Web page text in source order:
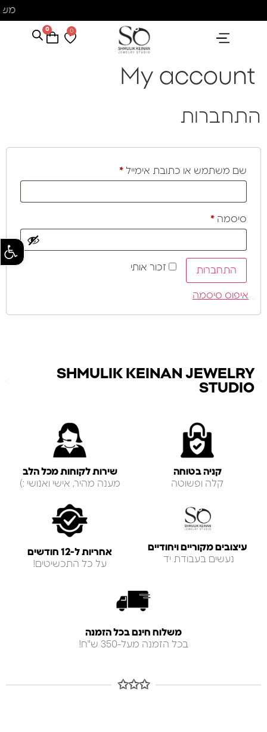
פתח
0
0
My account
התחברות
שם משתמש או כתובת אימייל *
סיסמה *
זכור אותי התחברות
איפוס סיסמה
SHMULIK KEINAN JEWELRY
STUDIO
קניה בטוחה
קלה ופשוטה
שירות לקוחות מכל הלב
מענה מהיר, אישי ואנושי :)
עיצובים מקוריים ויחודיים
נעשים בעבודת יד
אחריות ל-12 חודשים
על כל התכשיטים!
משלוח חינם בכל הזמנה
בכל הזמנה מעל-350 ש"ח!
✩✩✩